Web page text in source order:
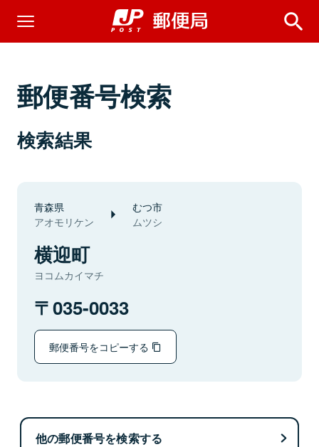
郵便番号検索
検索結果
青森県
アオモリケン
むつ市
ムツシ
横迎町
ヨコムカイマチ
035-0033
郵便番号をコピーする
他の郵便番号を検索する